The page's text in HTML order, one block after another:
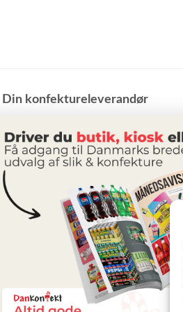
Din konfektureleverandør
et stort udvalg af slik, chokolade,
samt vand m.m. til små som store
virksomheder